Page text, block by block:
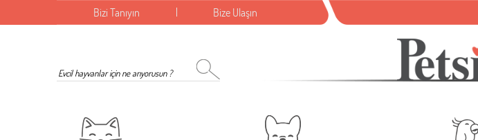
Bizi Tanıyın Bize Ulaşın